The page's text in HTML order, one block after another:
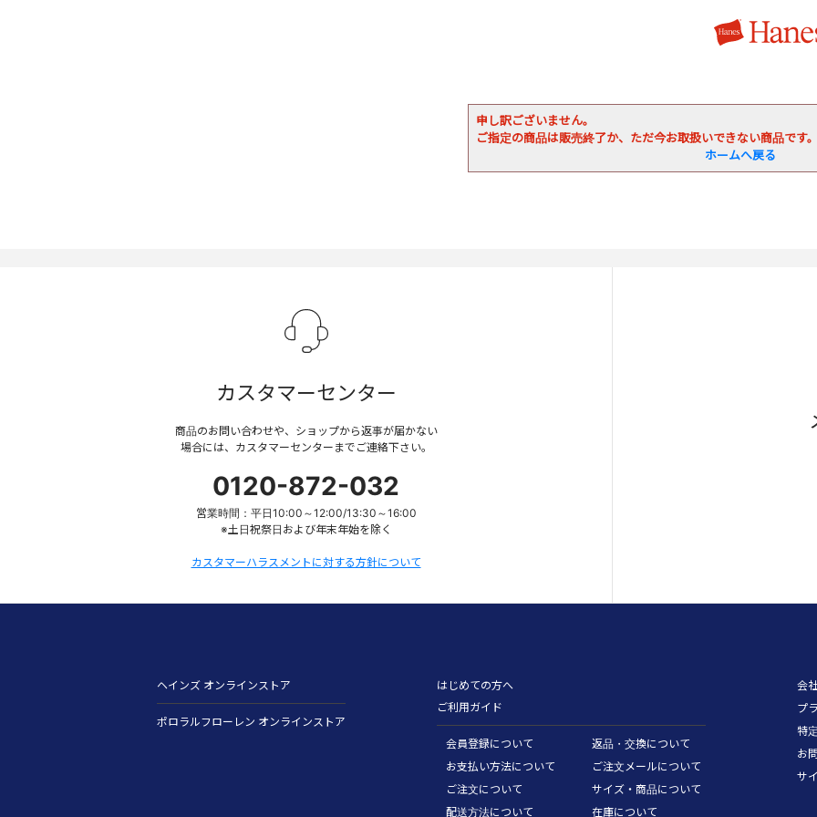
申し訳ございません。
ご指定の商品は販売終了か、ただ今お取扱いできない商品です
ホームへ戻る
カスタマーセンター
商品のお問い合わせや、ショップから返事が届かない
場合には、カスタマーセンターまでご連絡下さい。
0120-872-032
営業時間：平日10:00～12:00/13:30～16:00
※土日祝祭日および年末年始を除く
カスタマーハラスメントに対する方針について
ヘインズ オンラインストア
ポロラルフローレン オンラインストア
はじめての方へ
ご利用ガイド
会員登録について
お支払い方法について
ご注文について
配送方法について
返品・交換について
ご注文メールについて
サイズ・商品について
在庫について
会
プ
特
お
サ